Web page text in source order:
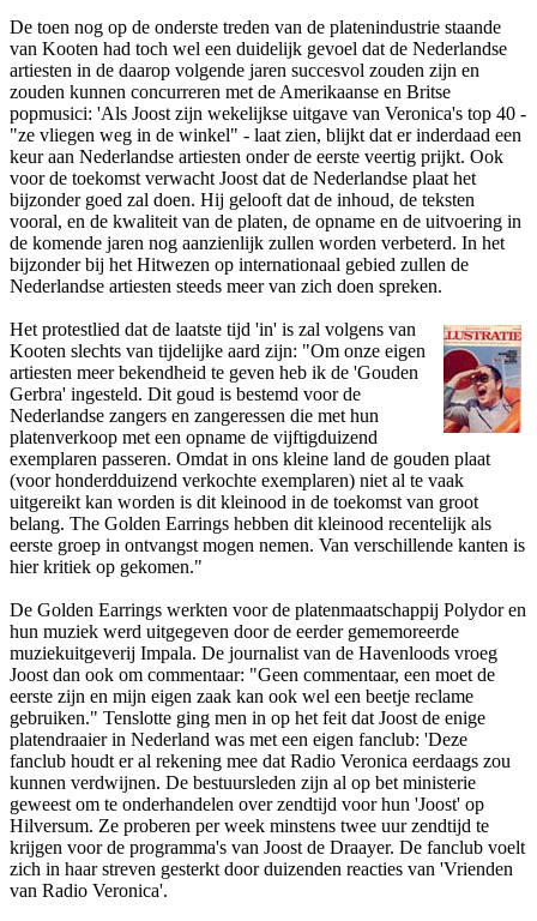
De toen nog op de o­nderste treden van de platenindustrie staande
van Kooten had toch wel een duidelijk gevoel dat de Nederlandse
artiesten in de daarop volgende jaren succesvol zouden zijn en
zouden kunnen concurreren met de Amerikaanse en Britse
popmusici: 'Als Joost zijn wekelijkse uitgave van Veronica's top 40 -
"ze vliegen weg in de winkel" - laat zien, blijkt dat er inderdaad een
keur aan Nederlandse artiesten o­nder de eerste veertig prijkt. Ook
voor de toekomst verwacht Joost dat de Nederlandse plaat het
bijzonder goed zal doen. Hij gelooft dat de inhoud, de teksten
vooral, en de kwaliteit van de platen, de opname en de uitvoering in
de komende jaren nog aanzienlijk zullen worden verbeterd. In het
bijzonder bij het Hitwezen op internationaal gebied zullen de
Nederlandse artiesten steeds meer van zich doen spreken.
Het protestlied dat de laatste tijd 'in' is zal volgens van
Kooten slechts van tijdelijke aard zijn: "Om o­nze eigen
artiesten meer bekendheid te geven heb ik de 'Gouden
Gerbra' ingesteld. Dit goud is bestemd voor de
Nederlandse zangers en zangeressen die met hun
platenverkoop met een opname de vijftigduizend
exemplaren passeren. Omdat in o­ns kleine land de gouden plaat
(voor honderdduizend verkochte exemplaren) niet al te vaak
uitgereikt kan worden is dit kleinood in de toekomst van groot
belang. The Golden Earrings hebben dit kleinood recentelijk als
eerste groep in o­ntvangst mogen nemen. Van verschillende kanten is
hier kritiek op gekomen."
De Golden Earrings werkten voor de platenmaatschappij Polydor en
hun muziek werd uitgegeven door de eerder gememoreerde
muziekuitgeverij Impala. De journalist van de Havenloods vroeg
Joost dan ook om commentaar: "Geen commentaar, een moet de
eerste zijn en mijn eigen zaak kan ook wel een beetje reclame
gebruiken." Tenslotte ging men in op het feit dat Joost de enige
platendraaier in Nederland was met een eigen fanclub: 'Deze
fanclub houdt er al rekening mee dat Radio Veronica eerdaags zou
kunnen verdwijnen. De bestuursleden zijn al op bet ministerie
geweest om te o­nderhandelen over zendtijd voor hun 'Joost' op
Hilversum. Ze proberen per week minstens twee uur zendtijd te
krijgen voor de programma's van Joost de Draayer. De fanclub voelt
zich in haar streven gesterkt door duizenden reacties van 'Vrienden
van Radio Veronica'.